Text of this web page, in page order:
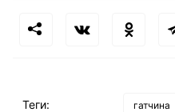
Теги: гатчина